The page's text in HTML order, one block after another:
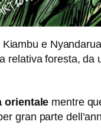
e
relativa foresta, da
orientale mentre
gran parte